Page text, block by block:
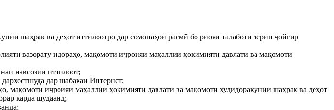
шаҳрак ва деҳот иттилоотро дар сомонаҳои расмӣ бо риояи талаботи зерин ҷойгир
вазорату идораҳо, мақомоти иҷроияи маҳаллии ҳокимияти давлатӣ ва мақомоти
навсозии иттилоот;
дар шабакаи Интернет;
мақомоти иҷроияи маҳаллии ҳокимияти давлатӣ ва мақомоти худидоракунии шаҳрак ва деҳот
карда шудаанд;